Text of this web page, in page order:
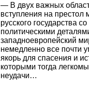
— В двух важных
вступления на
русского государства
политическими
западноевропейский
немедленно все почти
якорь для спасения и
которыми тогда
неудачи…